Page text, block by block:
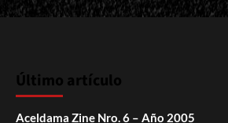
Último artículo
Aceldama Zine Nro. 6 – Año 2005